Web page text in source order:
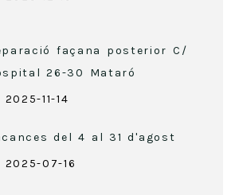
façana posterior C/
26-30 Mataró
2025-11-14
del 4 al 31 d'agost
2025-07-16